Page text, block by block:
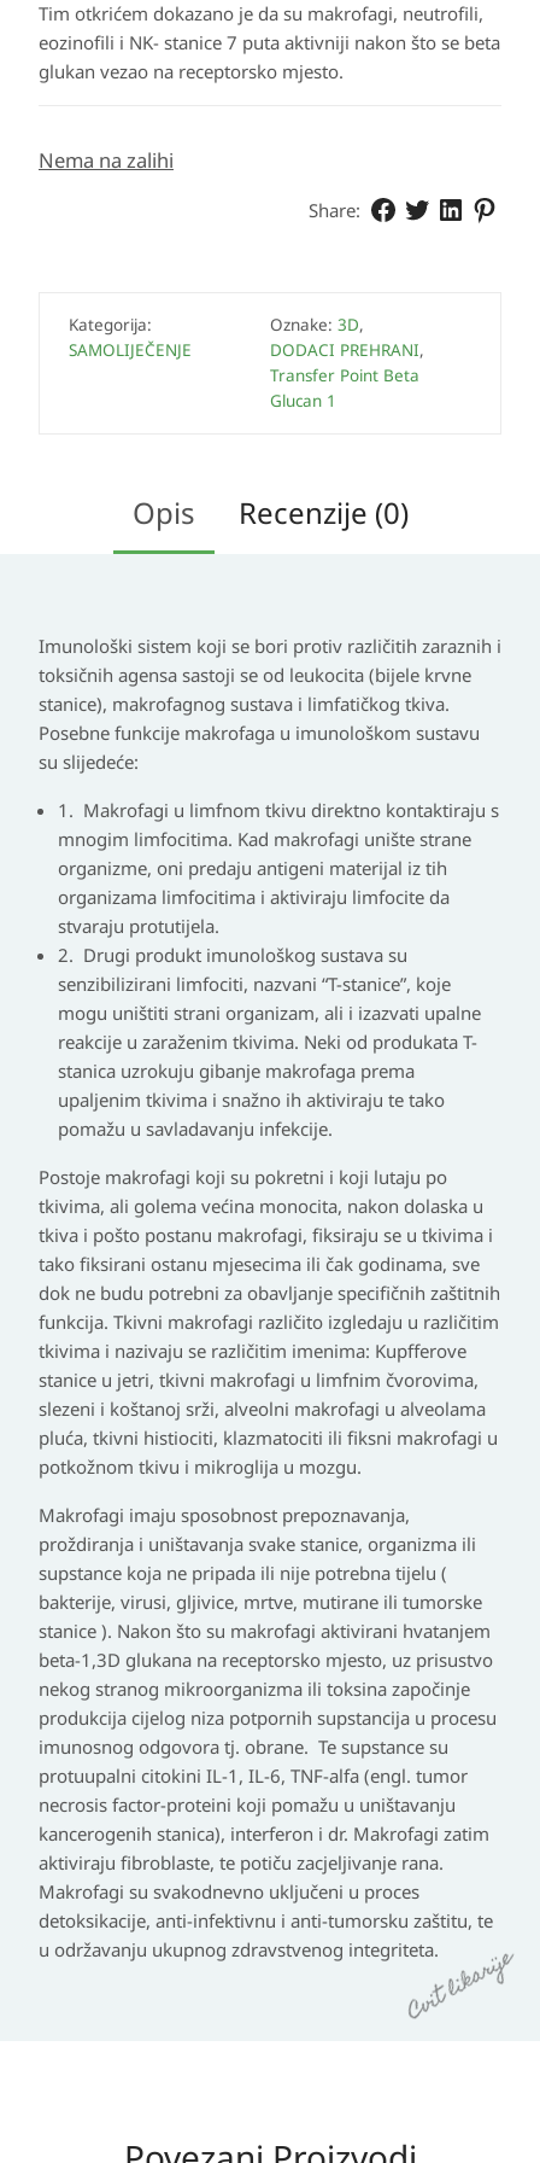
Tim otkrićem dokazano je da su makrofagi, neutrofili,
eozinofili i NK- stanice 7 puta aktivniji nakon što se beta
glukan vezao na receptorsko mjesto.
Nema na zalihi
Share:
Kategorija:
SAMOLIJEČENJE
Oznake: 3D,
DODACI PREHRANI,
Transfer Point Beta
Glucan 1
Opis Recenzije (0)
Imunološki sistem koji se bori protiv različitih zaraznih i
toksičnih agensa sastoji se od leukocita (bijele krvne
stanice), makrofagnog sustava i limfatičkog tkiva.
Posebne funkcije makrofaga u imunološkom sustavu
su slijedeće:
1. Makrofagi u limfnom tkivu direktno kontaktiraju s
mnogim limfocitima. Kad makrofagi unište strane
organizme, oni predaju antigeni materijal iz tih
organizama limfocitima i aktiviraju limfocite da
stvaraju protutijela.
2. Drugi produkt imunološkog sustava su
senzibilizirani limfociti, nazvani “T-stanice”, koje
mogu uništiti strani organizam, ali i izazvati upalne
reakcije u zaraženim tkivima. Neki od produkata T-
stanica uzrokuju gibanje makrofaga prema
upaljenim tkivima i snažno ih aktiviraju te tako
pomažu u savladavanju infekcije.
Postoje makrofagi koji su pokretni i koji lutaju po
tkivima, ali golema većina monocita, nakon dolaska u
tkiva i pošto postanu makrofagi, fiksiraju se u tkivima i
tako fiksirani ostanu mjesecima ili čak godinama, sve
dok ne budu potrebni za obavljanje specifičnih zaštitnih
funkcija. Tkivni makrofagi različito izgledaju u različitim
tkivima i nazivaju se različitim imenima: Kupfferove
stanice u jetri, tkivni makrofagi u limfnim čvorovima,
slezeni i koštanoj srži, alveolni makrofagi u alveolama
pluća, tkivni histiociti, klazmatociti ili fiksni makrofagi u
potkožnom tkivu i mikroglija u mozgu.
Makrofagi imaju sposobnost prepoznavanja,
proždiranja i uništavanja svake stanice, organizma ili
supstance koja ne pripada ili nije potrebna tijelu (
bakterije, virusi, gljivice, mrtve, mutirane ili tumorske
stanice ). Nakon što su makrofagi aktivirani hvatanjem
beta-1,3D glukana na receptorsko mjesto, uz prisustvo
nekog stranog mikroorganizma ili toksina započinje
produkcija cijelog niza potpornih supstancija u procesu
imunosnog odgovora tj. obrane. Te supstance su
protuupalni citokini IL-1, IL-6, TNF-alfa (engl. tumor
necrosis factor-proteini koji pomažu u uništavanju
kancerogenih stanica), interferon i dr. Makrofagi zatim
aktiviraju fibroblaste, te potiču zacjeljivanje rana.
Makrofagi su svakodnevno uključeni u proces
detoksikacije, anti-infektivnu i anti-tumorsku zaštitu, te
u održavanju ukupnog zdravstvenog integriteta.